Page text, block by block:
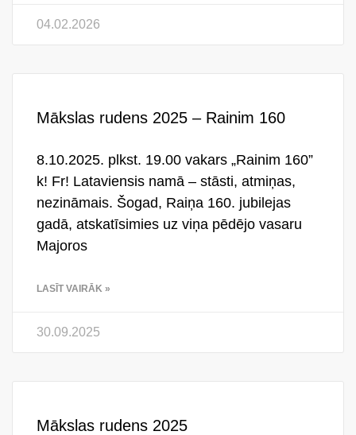
04.02.2026
Mākslas rudens 2025 – Rainim 160
8.10.2025. plkst. 19.00 vakars „Rainim 160”
k! Fr! Lataviensis namā – stāsti, atmiņas,
nezināmais. Šogad, Raiņa 160. jubilejas
gadā, atskatīsimies uz viņa pēdējo vasaru
Majoros
LASĪT VAIRĀK »
30.09.2025
Mākslas rudens 2025